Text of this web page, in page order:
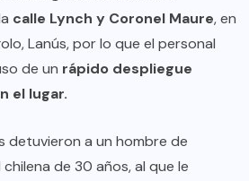
calle Lynch y Coronel Maure, en
Lanús, por lo que el personal
de un rápido despliegue
el lugar.
detuvieron a un hombre de
de 30 años, al que le